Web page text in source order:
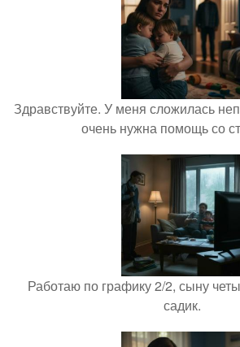
Здравствуйте. У меня сложилась
очень нужна помощь со
Работаю по графику 2/2, сыну
садик.